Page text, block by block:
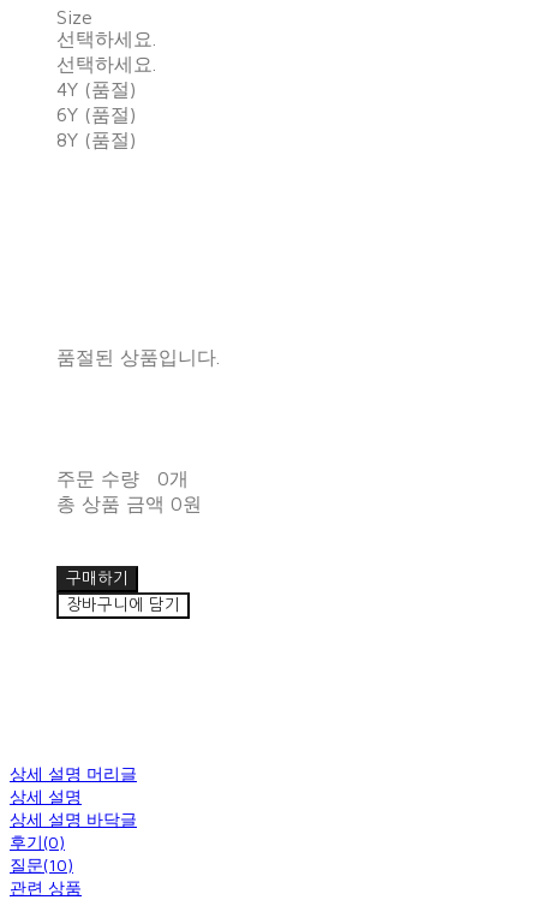
Size
선택하세요.
선택하세요.
4Y (품절)
6Y (품절)
8Y (품절)
품절된 상품입니다.
주문 수량
0개
총 상품 금액 0원
구매하기
장바구니에 담기
상세 설명 머리글
상세 설명
상세 설명 바닥글
후기(0)
질문(10)
관련 상품